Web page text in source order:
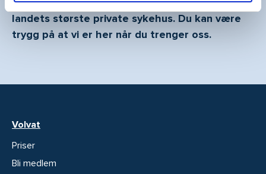
landets største private sykehus. Du kan være
trygg på at vi er her når du trenger oss.
Volvat
Priser
Bli medlem